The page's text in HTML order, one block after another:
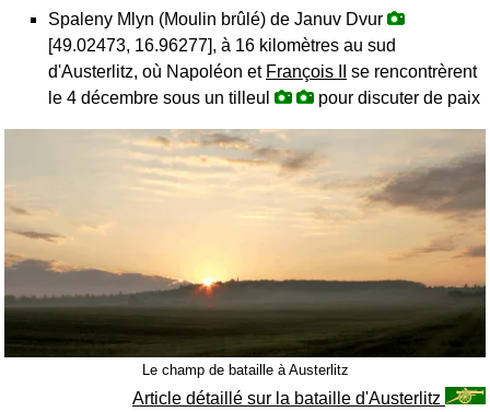
Spaleny Mlyn (Moulin brûlé) de Januv Dvur
[49.02473, 16.96277], à 16 kilomètres au sud
d'Austerlitz, où Napoléon et François II
se rencontrèrent
le 4 décembre sous un tilleul
pour discuter de paix
Le champ de bataille à Austerlitz
Article détaillé sur la bataille d'Austerlitz